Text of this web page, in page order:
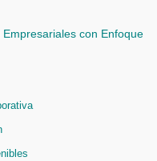
con Enfoque